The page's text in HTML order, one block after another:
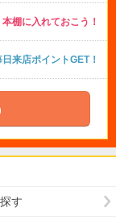
本棚に入れておこう！
日来店ポイントGET！
す